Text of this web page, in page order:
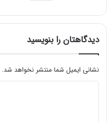
دیدگاهتان را بنویسید
نشانی ایمیل شما منتشر نخواهد شد.